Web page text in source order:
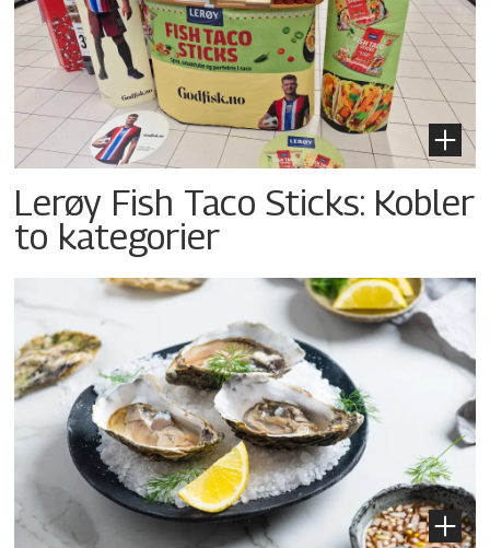
Lerøy Fish Taco Sticks: Kobler
to kategorier